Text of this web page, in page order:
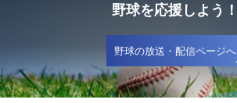
野球を応援しよう！
野球の放送・配信ページへ